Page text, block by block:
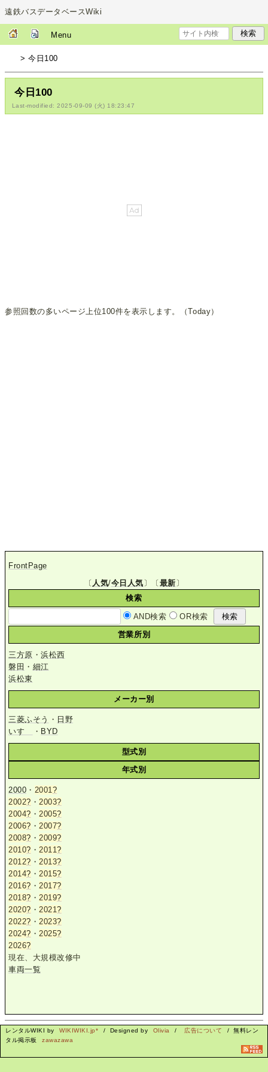
遠鉄バスデータベースWiki
Menu
> 今日100
今日100
Last-modified: 2025-09-09 (火) 18:23:47
参照回数の多いページ上位100件を表示します。（Today）
FrontPage
〔 人気/今日人気 〕〔 最新 〕
検索
AND検索
OR検索
営業所別
三方原 ・浜松西
磐田 ・ 細江
浜松東
メーカー別
三菱ふそう ・ 日野
いすゞ
・ BYD
型式別
年式別
2000 ・ 2001?
2002? ・2003?
2004? ・2005?
2006? ・2007?
2008? ・2009?
2010? ・2011?
2012? ・2013?
2014? ・2015?
2016? ・2017?
2018? ・2019?
2020? ・2021?
2022? ・2023?
2024? ・2025?
2026?
現在、大規模改修中
車両一覧
レンタルWIKI by WIKIWIKI.jp* / Designed by Olivia / 広告について
/ 無料レン
タル掲示板
zawazawa